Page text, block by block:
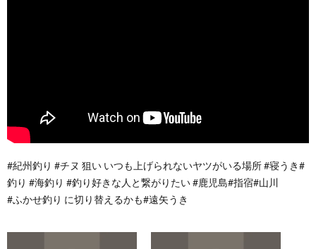
#紀州釣り #チヌ 狙い いつも上げられないヤツがいる場所 #寝うき#
釣り #海釣り #釣り好きな人と繋がりたい #鹿児島#指宿#山川
#ふかせ釣り に切り替えるかも#遠矢うき